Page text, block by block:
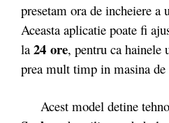
presetam ora de incheiere a
Aceasta aplicatie poate fi
la 24 ore, pentru ca hainele
prea mult timp in masina de
Acest model detine